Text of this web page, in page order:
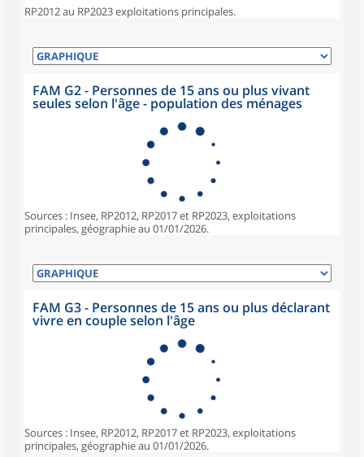
RP2012 au RP2023 exploitations principales.
FAM G2 - Personnes de 15 ans ou plus vivant
seules selon l'âge - population des ménages
Sources : Insee, RP2012, RP2017 et RP2023, exploitations
principales, géographie au 01/01/2026.
FAM G3 - Personnes de 15 ans ou plus déclarant
vivre en couple selon l'âge
Sources : Insee, RP2012, RP2017 et RP2023, exploitations
principales, géographie au 01/01/2026.